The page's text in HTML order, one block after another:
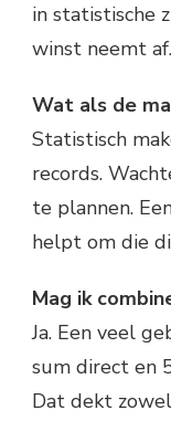
in statistische
winst neemt af.
Wat als de
Statistisch
records.
te plannen.
helpt om die
Mag ik
Ja. Een veel
sum direct en
Dat dekt